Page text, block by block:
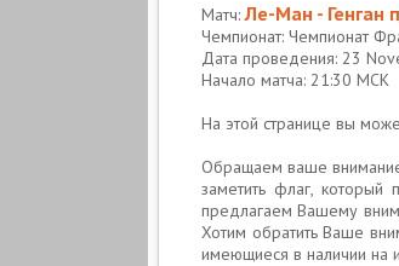
Матч:Ле-Ман - Генган
Чемпионат: Чемпионат
Дата проведения: 23
Начало матча: 21:30 МСК
На этой странице вы
Обращаем ваше
заметить флаг,
предлагаем Вашему
Хотим обратить Ваше
имеющиеся в наличии на